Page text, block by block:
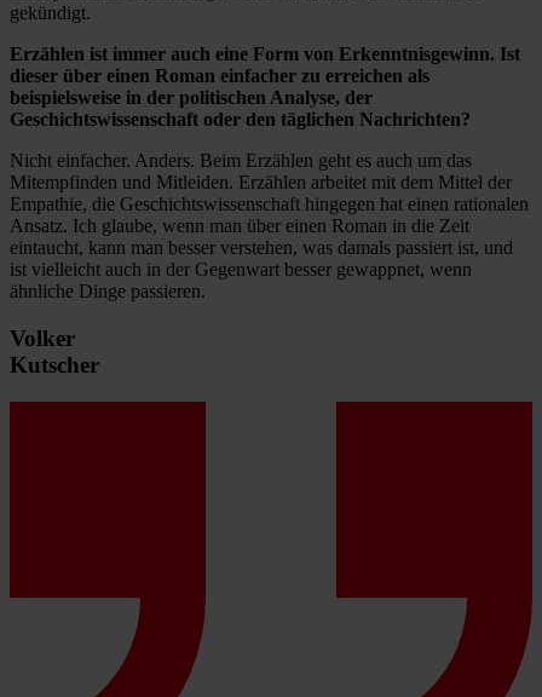
gekündigt.
Erzählen ist immer auch eine Form von Erkenntnisgewinn. Ist
dieser über einen Roman einfacher zu erreichen als
beispielsweise in der politischen Analyse, der
Geschichtswissenschaft oder den täglichen Nachrichten?
Nicht einfacher. Anders. Beim Erzählen geht es auch um das
Mitempfinden und Mitleiden. Erzählen arbeitet mit dem Mittel der
Empathie, die Geschichtswissenschaft hingegen hat einen rationalen
Ansatz. Ich glaube, wenn man über einen Roman in die Zeit
eintaucht, kann man besser verstehen, was damals passiert ist, und
ist vielleicht auch in der Gegenwart besser gewappnet, wenn
ähnliche Dinge passieren.
Volker
Kutscher